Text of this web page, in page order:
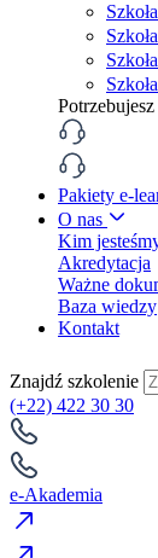
Pakiety e-
O nas
Kim
Akredytacja
Ważne
Baza wiedzy
Kontakt
Znajdź szkolenie
(+22) 422 30 30
e-Akademia